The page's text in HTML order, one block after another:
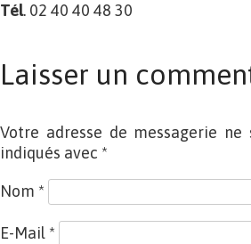
Tél. 02 40 40 48 30
Laisser un
Votre adresse de messagerie
indiqués avec *
Nom *
E-Mail *